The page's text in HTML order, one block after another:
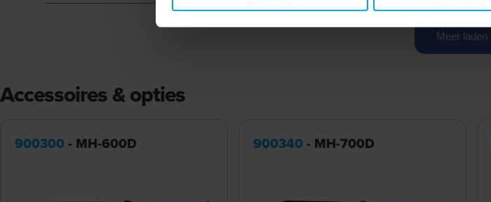
Meer laden
Accessoires & opties
900300 - MH-600D 900340 - MH-700D